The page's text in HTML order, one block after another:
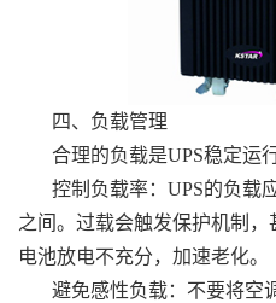
四、负载管理
合理的负载是UPS稳定运
控制负载率：UPS的负载
之间。过载会触发保护机制
电池放电不充分，加速老化。
避免感性负载：不要将空